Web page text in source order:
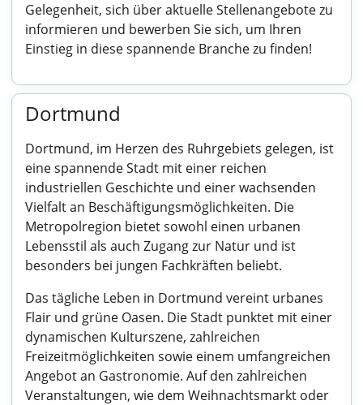
Gelegenheit, sich über aktuelle Stellenangebote zu
informieren und bewerben Sie sich, um Ihren
Einstieg in diese spannende Branche zu finden!
Dortmund
Dortmund, im Herzen des Ruhrgebiets gelegen, ist
eine spannende Stadt mit einer reichen
industriellen Geschichte und einer wachsenden
Vielfalt an Beschäftigungsmöglichkeiten. Die
Metropolregion bietet sowohl einen urbanen
Lebensstil als auch Zugang zur Natur und ist
besonders bei jungen Fachkräften beliebt.
Das tägliche Leben in Dortmund vereint urbanes
Flair und grüne Oasen. Die Stadt punktet mit einer
dynamischen Kulturszene, zahlreichen
Freizeitmöglichkeiten sowie einem umfangreichen
Angebot an Gastronomie. Auf den zahlreichen
Veranstaltungen, wie dem Weihnachtsmarkt oder